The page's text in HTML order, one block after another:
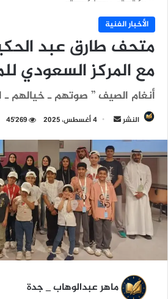
الأخبار الفنية
متحف طارق عبد
مع المركز السعودي
أنغام الصيف ” صوتهم ـ خيالهم
النشر
س
ل
ب
ي
د
إ
ك
4 أغسطس، 2025 45٬269
ماهر عبدالوهاب _ جدة